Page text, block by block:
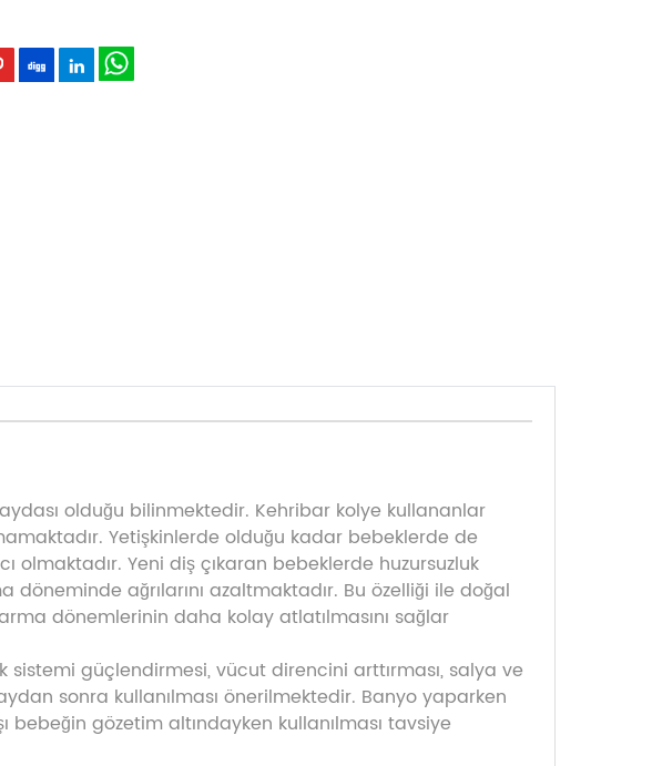
olduğu bilinmektedir. Kehribar kolye kullananlar
Yetişkinlerde olduğu kadar bebeklerde de
olmaktadır. Yeni diş çıkaran bebeklerde huzursuzluk
ağrılarını azaltmaktadır. Bu özelliği ile doğal
dönemlerinin daha kolay atlatılmasını sağlar
sistemi güçlendirmesi, vücut direncini arttırması, salya ve
sonra kullanılması önerilmektedir. Banyo yaparken
bebeğin gözetim altındayken kullanılması tavsiye